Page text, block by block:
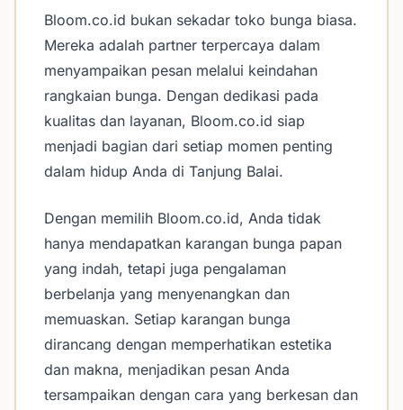
Bloom.co.id bukan sekadar toko bunga biasa.
Mereka adalah partner terpercaya dalam
menyampaikan pesan melalui keindahan
rangkaian bunga. Dengan dedikasi pada
kualitas dan layanan, Bloom.co.id siap
menjadi bagian dari setiap momen penting
dalam hidup Anda di Tanjung Balai.
Dengan memilih Bloom.co.id, Anda tidak
hanya mendapatkan karangan bunga papan
yang indah, tetapi juga pengalaman
berbelanja yang menyenangkan dan
memuaskan. Setiap karangan bunga
dirancang dengan memperhatikan estetika
dan makna, menjadikan pesan Anda
tersampaikan dengan cara yang berkesan dan